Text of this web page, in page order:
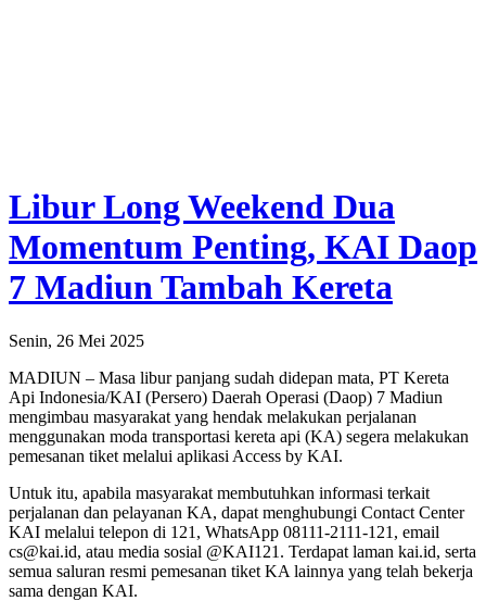
Libur Long Weekend Dua
Momentum Penting, KAI Daop
7 Madiun Tambah Kereta
Senin, 26 Mei 2025
MADIUN – Masa libur panjang sudah didepan mata, PT Kereta
Api Indonesia/KAI (Persero) Daerah Operasi (Daop) 7 Madiun
mengimbau masyarakat yang hendak melakukan perjalanan
menggunakan moda transportasi kereta api (KA) segera melakukan
pemesanan tiket melalui aplikasi Access by KAI.
Untuk itu, apabila masyarakat membutuhkan informasi terkait
perjalanan dan pelayanan KA, dapat menghubungi Contact Center
KAI melalui telepon di 121, WhatsApp 08111-2111-121, email
cs@kai.id, atau media sosial @KAI121. Terdapat laman kai.id, serta
semua saluran resmi pemesanan tiket KA lainnya yang telah bekerja
sama dengan KAI.